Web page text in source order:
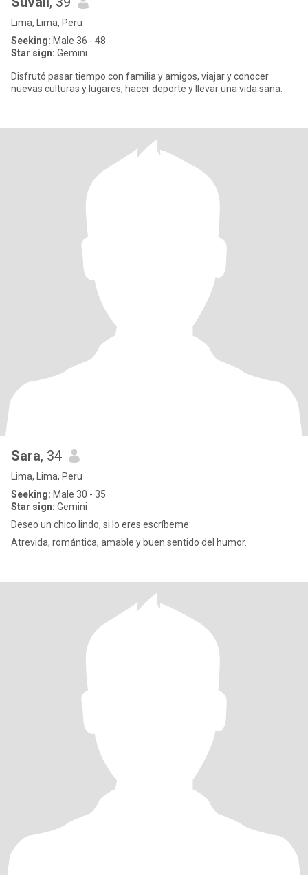
Lima, Lima, Peru
Seeking: Male 36 - 48
Star sign: Gemini
Disfrutó pasar tiempo con familia y amigos, viajar y conocer
nuevas culturas y lugares, hacer deporte y llevar una vida sana.
Sara, 34
Lima, Lima, Peru
Seeking: Male 30 - 35
Star sign: Gemini
Deseo un chico lindo, si lo eres escríbeme
Atrevida, romántica, amable y buen sentido del humor.